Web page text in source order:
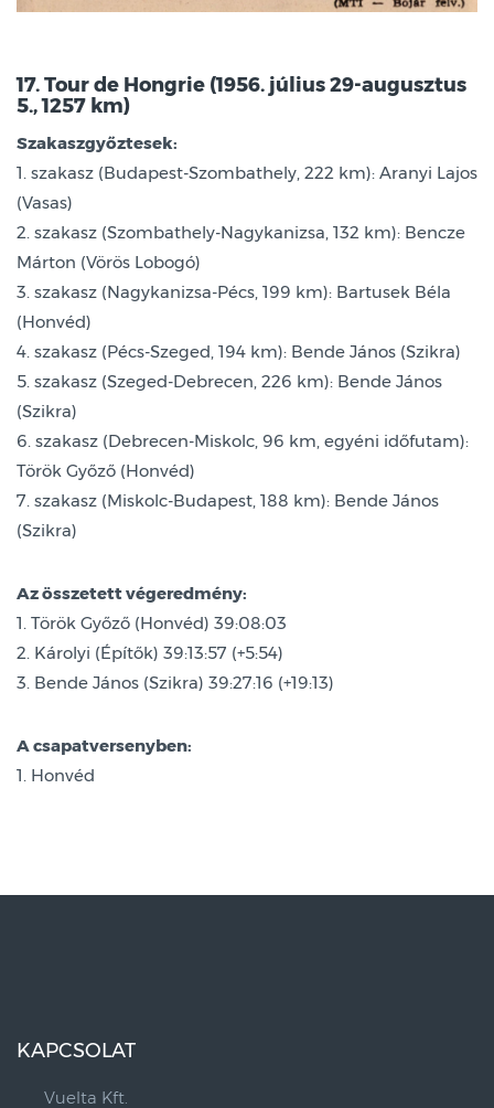
17. Tour de Hongrie (1956. július 29-augusztus
5., 1257 km)
Szakaszgyőztesek:
1. szakasz (Budapest-Szombathely, 222 km): Aranyi Lajos
(Vasas)
2. szakasz (Szombathely-Nagykanizsa, 132 km): Bencze
Márton (Vörös Lobogó)
3. szakasz (Nagykanizsa-Pécs, 199 km): Bartusek Béla
(Honvéd)
4. szakasz (Pécs-Szeged, 194 km): Bende János (Szikra)
5. szakasz (Szeged-Debrecen, 226 km): Bende János
(Szikra)
6. szakasz (Debrecen-Miskolc, 96 km, egyéni időfutam):
Török Győző (Honvéd)
7. szakasz (Miskolc-Budapest, 188 km): Bende János
(Szikra)
Az összetett végeredmény:
1. Török Győző (Honvéd) 39:08:03
2. Károlyi (Építők) 39:13:57 (+5:54)
3. Bende János (Szikra) 39:27:16 (+19:13)
A csapatversenyben:
1. Honvéd
KAPCSOLAT
Vuelta Kft.